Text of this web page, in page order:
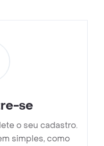
se
o seu cadastro.
simples, como